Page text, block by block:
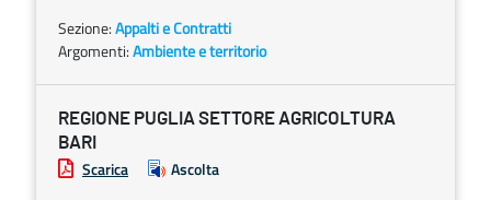
Sezione:Appalti e Contratti
Argomenti:Ambiente e territorio
REGIONE PUGLIA SETTORE AGRICOLTURA
BARI
Scarica Ascolta